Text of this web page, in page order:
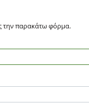
την παρακάτω φόρμα.